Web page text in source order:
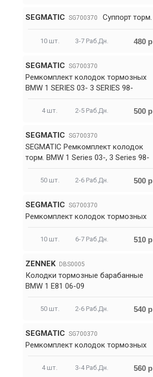
SEGMATIC SG700370 Суппорт торм.
10 шт. 3-7 Раб.Дн. 480 р
SEGMATIC SG700370
Ремкомплект колодок тормозных
BMW 1 SERIES 03- 3 SERIES 98-
4 шт. 2-5 Раб.Дн. 500 р
SEGMATIC SG700370
SEGMATIC Ремкомплект колодок
торм. BMW 1 Series 03-, 3 Series 98-
50 шт. 2-6 Раб.Дн. 500 р
SEGMATIC SG700370
Ремкомплект колодок тормозных
10 шт. 6-7 Раб.Дн. 510 р
ZENNEK DBS0005
Колодки тормозные барабанные
BMW 1 E81 06-09
50 шт. 2-6 Раб.Дн. 540 р
SEGMATIC SG700370
Ремкомплект колодок тормозных
4 шт. 3-4 Раб.Дн. 560 р